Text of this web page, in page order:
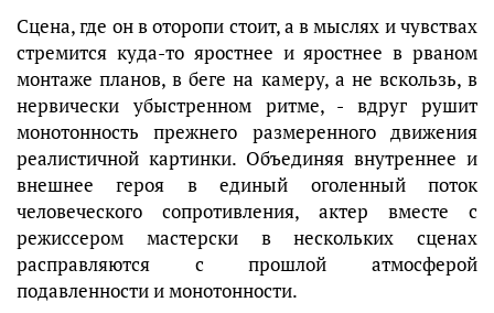
Сцена, где он в оторопи стоит, а в мыслях и чувствах
стремится куда-то яростнее и яростнее в рваном
монтаже планов, в беге на камеру, а не вскользь, в
нервически убыстренном ритме, - вдруг рушит
монотонность прежнего размеренного движения
реалистичной картинки. Объединяя внутреннее и
внешнее героя в единый оголенный поток
человеческого сопротивления, актер вместе с
режиссером мастерски в нескольких сценах
расправляются с прошлой атмосферой
подавленности и монотонности.